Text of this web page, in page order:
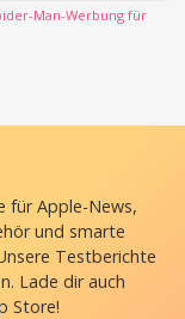
Man-Werbung für
für Apple-News,
und smarte
Testberichte
Lade dir auch
Store!